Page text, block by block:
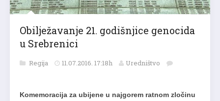
Obilježavanje 21. godišnjice genocida
u Srebrenici
Regija 11.07.2016. 17:18h Uredništvo
Komemoracija za ubijene u najgorem ratnom zločinu